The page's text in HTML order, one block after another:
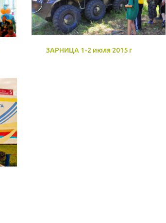
ЗАРНИЦА 1-2 июля 2015 г